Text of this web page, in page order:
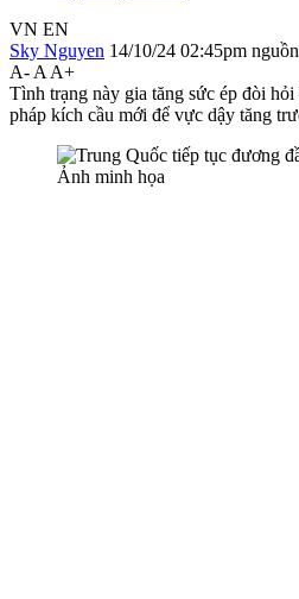
VN EN
Sky Nguyen 14/10/24 02:45pm nguồn
A- A A+
Tình trạng này gia tăng sức ép đòi
pháp kích cầu mới để vực dậy tăng
Ảnh minh họa